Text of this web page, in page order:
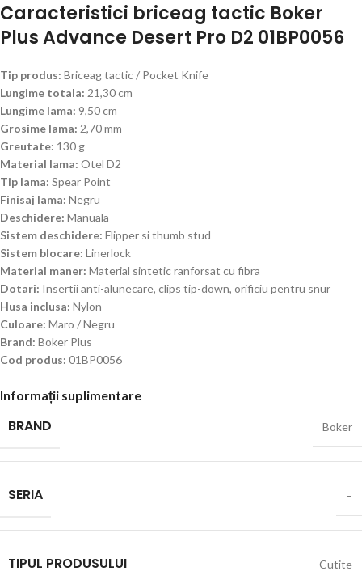
Caracteristici briceag tactic Boker
Plus Advance Desert Pro D2 01BP0056
Tip produs: Briceag tactic / Pocket Knife
Lungime totala: 21,30 cm
Lungime lama: 9,50 cm
Grosime lama: 2,70 mm
Greutate: 130 g
Material lama: Otel D2
Tip lama: Spear Point
Finisaj lama: Negru
Deschidere: Manuala
Sistem deschidere: Flipper si thumb stud
Sistem blocare: Linerlock
Material maner: Material sintetic ranforsat cu fibra
Dotari: Insertii anti-alunecare, clips tip-down, orificiu pentru snur
Husa inclusa: Nylon
Culoare: Maro / Negru
Brand: Boker Plus
Cod produs: 01BP0056
Informații suplimentare
BRAND Boker
SERIA –
TIPUL PRODUSULUI Cutite